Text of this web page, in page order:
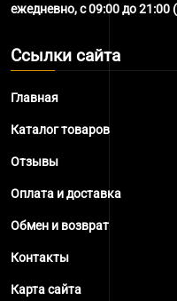
ежедневно, с 09:00 до 21:00
Ссылки сайта
Главная
Каталог товаров
Отзывы
Оплата и доставка
Обмен и возврат
Контакты
Карта сайта